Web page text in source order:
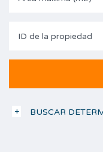
BUSCAR